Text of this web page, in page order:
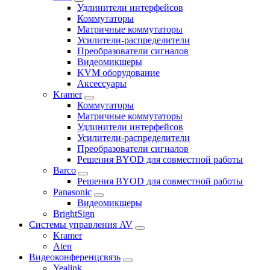
Удлинители интерфейсов
Коммутаторы
Матричные коммутаторы
Усилители-распределители
Преобразователи сигналов
Видеомикшеры
KVM оборудование
Аксессуары
Kramer
Коммутаторы
Матричные коммутаторы
Удлинители интерфейсов
Усилители-распределители
Преобразователи сигналов
Решения BYOD для совместной работы
Barco
Решения BYOD для совместной работы
Panasonic
Видеомикшеры
BrightSign
Системы управления AV
Kramer
Aten
Видеоконференцсвязь
Yealink